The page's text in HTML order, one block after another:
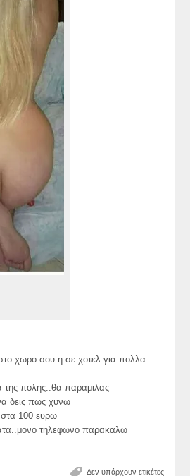
χωρο σου η σε χοτελ για πολλα
της πολης..θα παραμιλας
δεις πως χυνω
100 ευρω
τηλεφωνο παρακαλω
Δεν υπάρχουν ετικέτες